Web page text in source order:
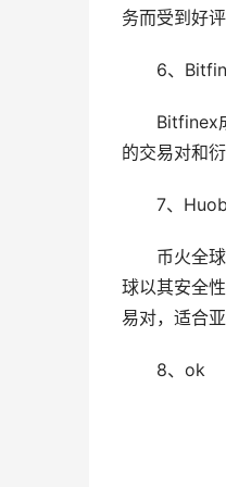
务而受到好
6、
Bitfinex
的交易对和
7、
币火全
球以其安全
易对，适合
8、ok